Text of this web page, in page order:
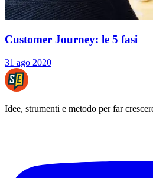
Customer Journey: le 5 fasi
31 ago 2020
Idee, strumenti e metodo per far